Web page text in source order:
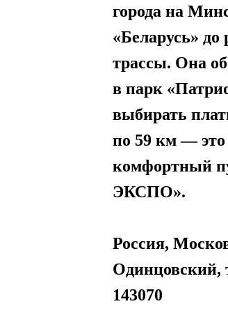
города на
«Беларусь» до
трассы. Она
в парк
выбирать
по 59 км —
комфортный
ЭКСПО».
Россия,
Одинцовский,
143070